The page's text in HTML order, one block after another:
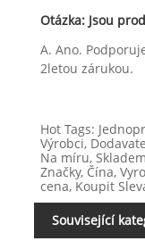
Otázka: Jsou
A. Ano.
2letou zárukou.
Hot Tags:
Výrobci,
Na míru,
Značky, Čína,
cena, Koupit
Související